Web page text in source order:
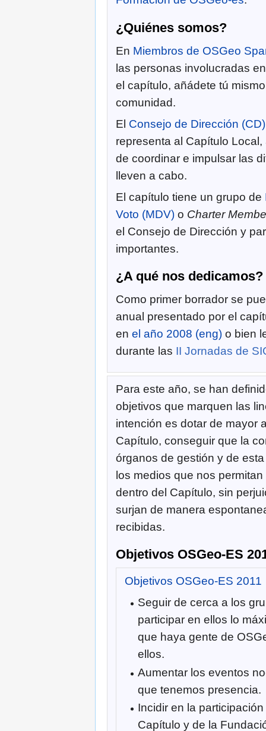
¿Quiénes somos?
En Miembros de OSGeo
las personas involucradas
el capítulo, añádete tú
comunidad.
El Consejo de Dirección (CD)
representa al Capítulo
de coordinar e impulsar las
lleven a cabo.
El capítulo tiene un grupo de
Voto (MDV) o Charter
el Consejo de Dirección y
importantes.
¿A qué nos dedicamos?
Como primer borrador se
anual presentado por el
en el año 2008 (eng) o bien
durante las II Jornadas de
Para este año, se han
objetivos que marquen las
intención es dotar de mayor
Capítulo, conseguir que la
órganos de gestión y de
los medios que nos
dentro del Capítulo, sin
surjan de manera
recibidas.
Objetivos OSGeo-ES
Objetivos OSGeo-ES 2011
Seguir de cerca a los
participar en ellos lo
que haya gente de
ellos.
Aumentar los eventos
que tenemos presencia.
Incidir en la
Capítulo y de la